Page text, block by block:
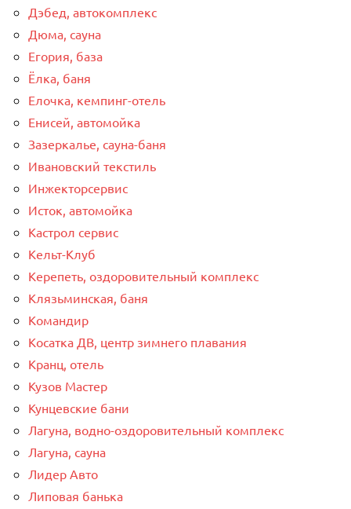
Дэбед, автокомплекс
Дюма, сауна
Егория, база
Ёлка, баня
Елочка, кемпинг-отель
Енисей, автомойка
Зазеркалье, сауна-баня
Ивановский текстиль
Инжекторсервис
Исток, автомойка
Кастрол сервис
Кельт-Клуб
Керепеть, оздоровительный комплекс
Клязьминская, баня
Командир
Косатка ДВ, центр зимнего плавания
Кранц, отель
Кузов Мастер
Кунцевские бани
Лагуна, водно-оздоровительный комплекс
Лагуна, сауна
Лидер Авто
Липовая банька